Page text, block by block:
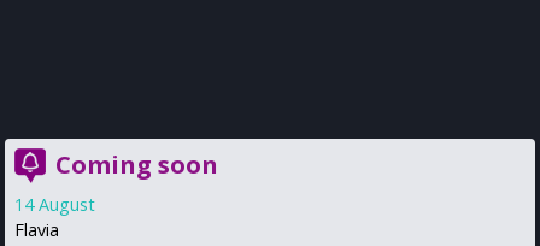
Coming soon
14 August
Flavia